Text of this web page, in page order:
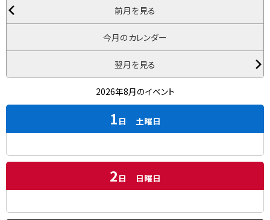
前月を見る
今月のカレンダー
翌月を見る
2026年8月のイベント
1 日 土曜日
2 日 日曜日